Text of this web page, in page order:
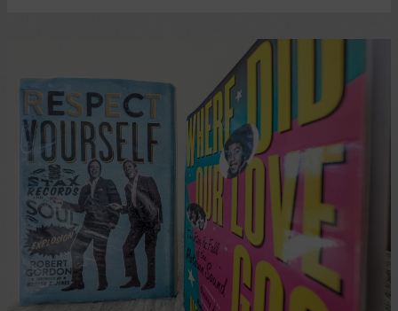
von
Gisela
Freisinger
(2005)
–
6/10